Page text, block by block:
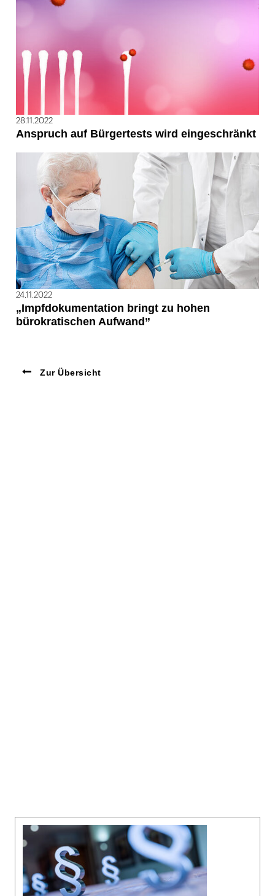
28.11.2022
Anspruch auf Bürgertests wird eingeschränkt
24.11.2022
„Impfdokumentation bringt zu hohen
bürokratischen Aufwand”
Zur Übersicht